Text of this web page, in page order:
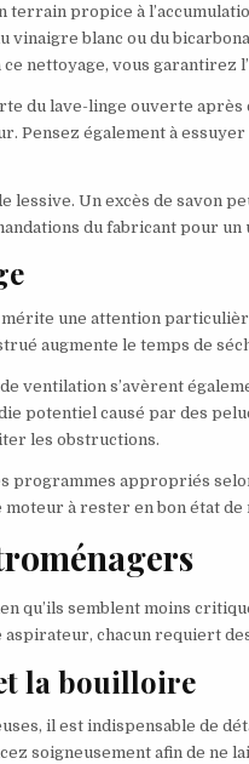
propice à
vinaigre blanc ou du
nettoyage, vous garantirez
du lave-linge ouverte après
Pensez également à
Un excès de savon
du fabricant pour un
une attention
augmente le temps de
ventilation s’avèrent
potentiel causé par des
les obstructions.
programmes appropriés
à rester en bon état de
qu’ils semblent moins
chacun requiert
la bouilloire
il est indispensable de
soigneusement afin de ne